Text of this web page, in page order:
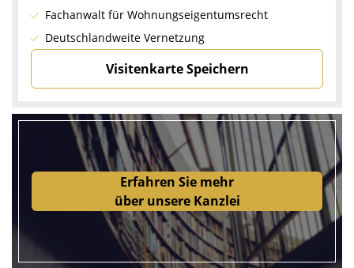
Fachanwalt für Wohnungseigentumsrecht
Deutschlandweite Vernetzung
Visitenkarte Speichern
Erfahren Sie mehr
über unsere Kanzlei